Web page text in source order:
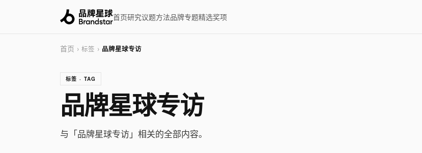
首页研究议题方法品牌专题精选奖项
首页 › 标签 › 品牌星球专访
标签 · TAG
品牌星球专访
与「品牌星球专访」相关的全部内容。